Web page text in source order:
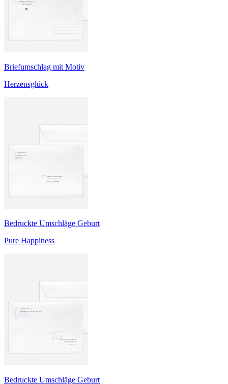
Briefumschlag mit Motiv
Herzensglück
Bedruckte Umschläge Geburt
Pure Happiness
Bedruckte Umschläge Geburt